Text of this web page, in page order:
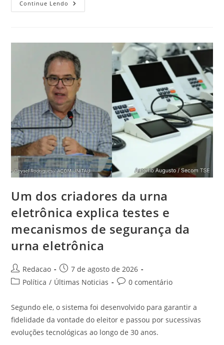
Continue Lendo
Um dos criadores da urna
eletrônica explica testes e
mecanismos de segurança da
urna eletrônica
Redacao
7 de agosto de 2026
Política / Últimas Noticias 0 comentário
Segundo ele, o sistema foi desenvolvido para garantir a
fidelidade da vontade do eleitor e passou por sucessivas
evoluções tecnológicas ao longo de 30 anos.